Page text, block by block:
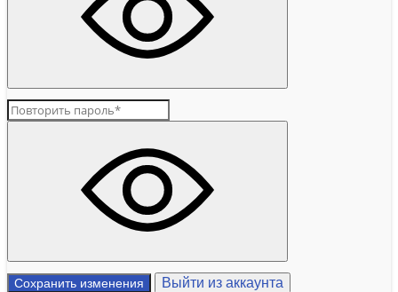
Сохранить изменения
Выйти из аккаунта